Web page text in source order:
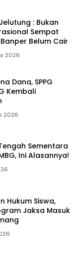
: Bukan
Sempat
Belum Cair
2026
Dana, SPPG
Kembali
2026
Sementara
Hukum Siswa,
Jaksa Masuk